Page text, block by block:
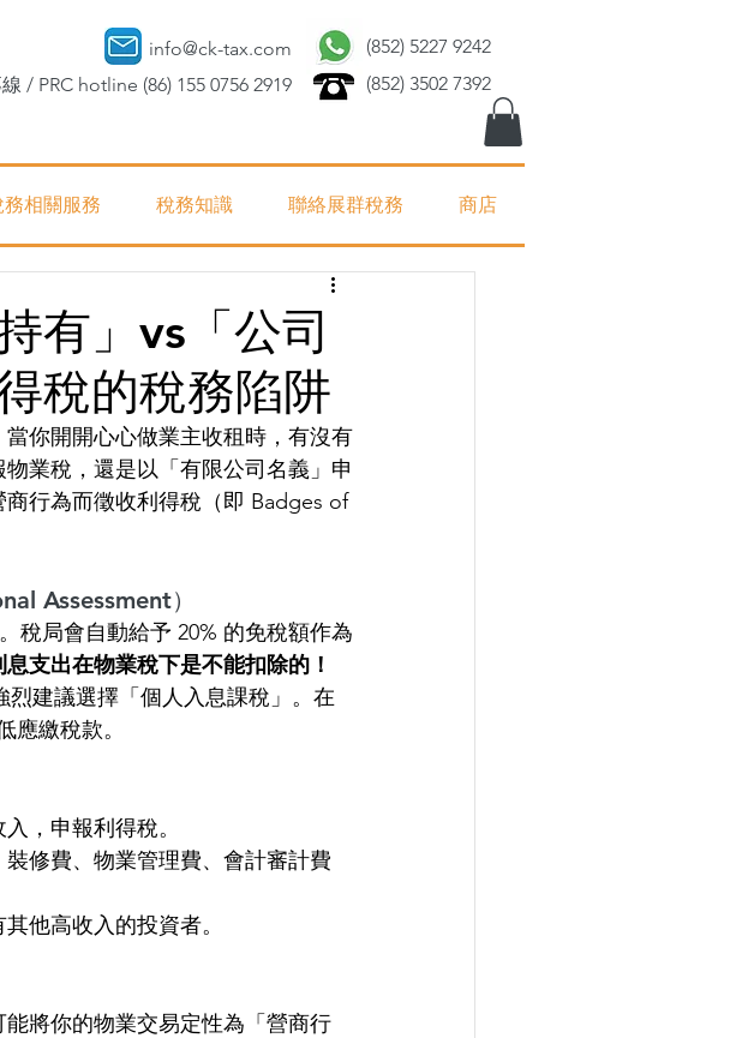
info@ck-tax.com
/ PRC hotline (86) 155 0756 2919
(852) 5227 9242
(852) 3502 7392
務相關服務 稅務知識 聯絡展群稅務 商店
有」vs「公司
稅的稅務陷阱
你開開心心做業主收租時，有沒有
業稅，還是以「有限公司名義」申
行為而徵收利得稅（即 Badges of
Assessment）
稅局會自動給予 20% 的免稅額作為
支出在物業稅下是不能扣除的！
烈建議選擇「個人入息課稅」。在
應繳稅款。
，申報利得稅。
修費、物業管理費、會計審計費
他高收入的投資者。
將你的物業交易定性為「營商行